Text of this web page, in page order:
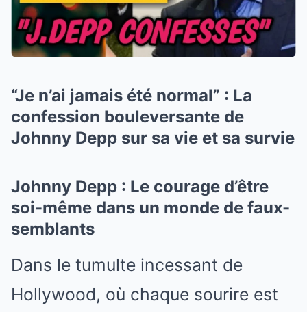
“Je n’ai jamais été normal” : La
confession bouleversante de
Johnny Depp sur sa vie et sa survie
Johnny Depp : Le courage d’être
soi-même dans un monde de faux-
semblants
Dans le tumulte incessant de
Hollywood, où chaque sourire est